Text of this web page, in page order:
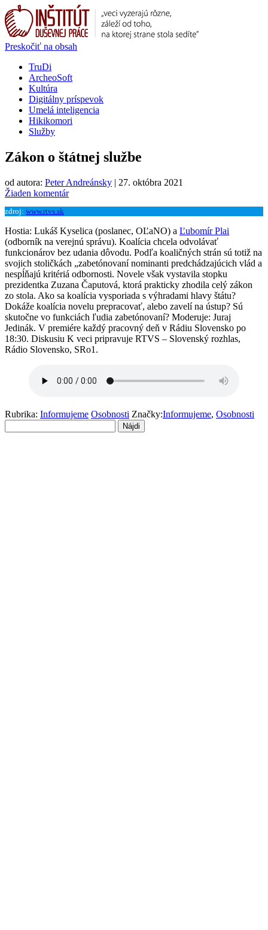
Preskočiť na obsah
TruDi
ArcheoSoft
Kultúra
Digitálny príspevok
Umelá inteligencia
Hikikomori
Služby
Zákon o štátnej službe
od autora: Peter Andreánsky | 27. októbra 2021
Žiaden komentár
zdroj: www.rtvs.sk
Hostia: Lukáš Kyselica (poslanec, OĽaNO) a Ľubomír Plai
(odborník na verejnú správu). Koalícia chcela odvolávať
funkcionárov bez udania dôvodu. Podľa koaličných strán sú totiž na
svojich stoličkách „zabetónovaní nominanti predchádzajúcich vlád a
nespĺňajú kritériá odbornosti. Novele však vystavila stopku
prezidentka Zuzana Čaputová, ktorá prakticky zhodila celý zákon
zo stola. Ako sa koalícia vysporiada s výhradami hlavy štátu?
Dokáže koalícia novelu prepracovať, alebo zavelí na ústup? Sú
skutočne vo funkciách ľudia zabetónovaní? Moderuje: Juraj
Jedinák. V premiére každý pracovný deň v Rádiu Slovensko po
18:30. Diskusiu K veci pripravuje RTVS – Slovenský rozhlas,
Rádio Slovensko, SRo1.
Rubrika: Informujeme Osobnosti Značky:Informujeme, Osobnosti